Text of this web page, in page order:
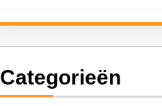
Categorieën